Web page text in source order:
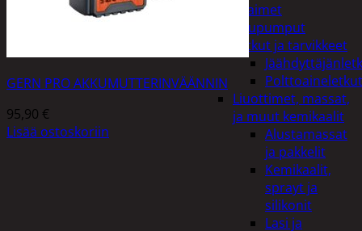
Avaimet
Imupumput
Letkut ja tarvikkeet
Polttoaineletkut
Liuottimet, massat,
ja muut kemikaalit
Alustamassat
ja pakkelit
Kemikaalit,
sprayt ja
silikonit
Lasi ja
GERN PRO AKKUMUTTERINVÄÄNNIN
95,90 €
Lisää ostoskoriin